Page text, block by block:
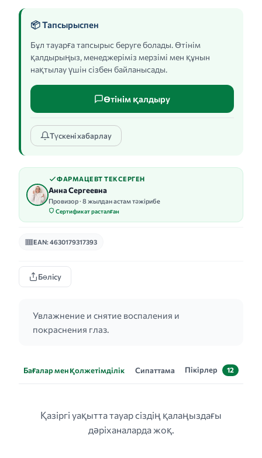
📦 Тапсырыспен
Бұл тауарға тапсырыс беруге болады. Өтінім
қалдырыңыз, менеджеріміз мерзімі мен құнын
нақтылау үшін сізбен байланысады.
Өтінім қалдыру
Түскені хабарлау
ФАРМАЦЕВТ ТЕКСЕРГЕН
Анна Сергеевна
Провизор · 8 жылдан астам тәжірибе
Сертификат расталған
EAN: 4630179317393
Бөлісу
Увлажнение и снятие воспаления и
покраснения глаз.
Бағалар мен қолжетімділік Сипаттама Пікірлер 12
Қазіргі уақытта тауар сіздің қалаңыздағы
дәріханаларда жоқ.